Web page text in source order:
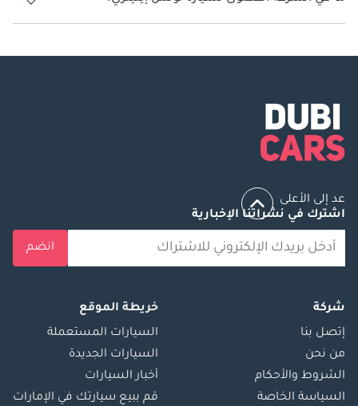
السرعة القصوى لسيارة لوتس إيليتري هي 250 كم/الساعة.
عد إلى الأعلى
اشترك في نشراتنا الإخبارية
انضم
شركة
إتصل بنا
من نحن
الشروط والأحكام
السياسة الخاصة
خريطة الموقع
السيارات المستعملة
السيارات الجديدة
أخبار السيارات
قم ببيع سيارتك في الإمارات